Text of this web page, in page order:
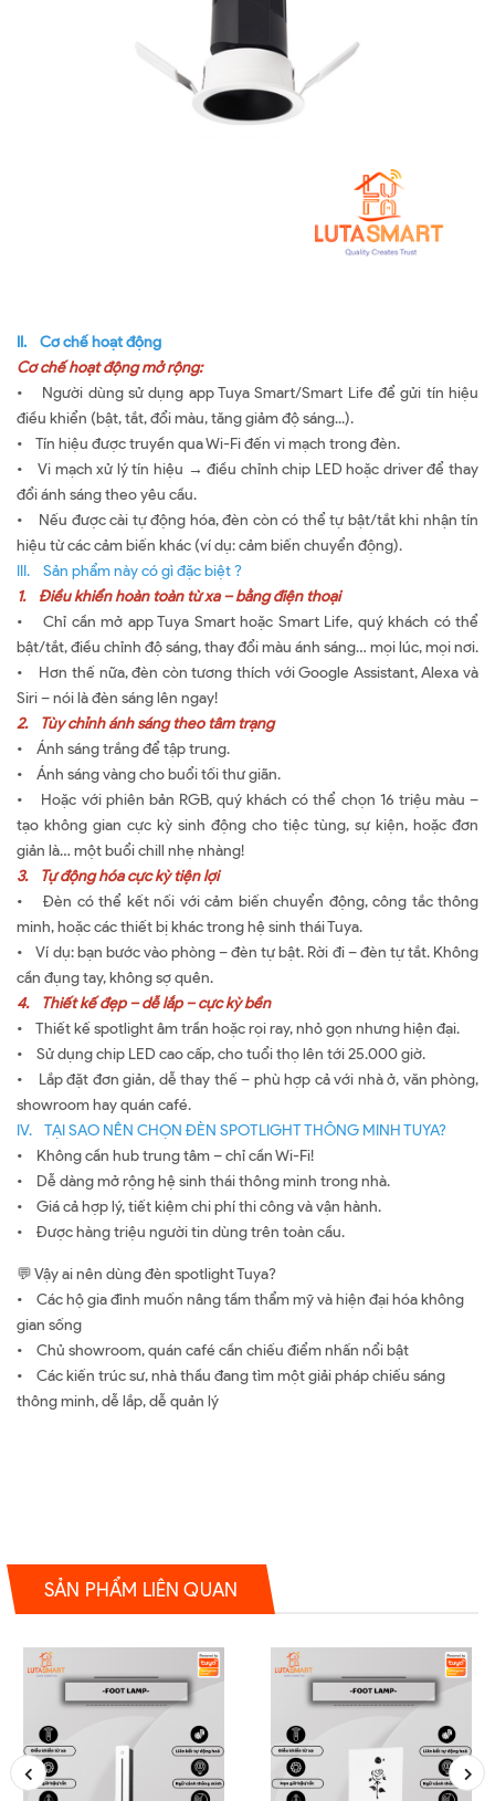
II. Cơ chế hoạt động
Cơ chế hoạt động mở rộng:
• Người dùng sử dụng app Tuya Smart/Smart Life để gửi tín hiệu
điều khiển (bật, tắt, đổi màu, tăng giảm độ sáng...).
• Tín hiệu được truyền qua Wi-Fi đến vi mạch trong đèn.
• Vi mạch xử lý tín hiệu → điều chỉnh chip LED hoặc driver để thay
đổi ánh sáng theo yêu cầu.
• Nếu được cài tự động hóa, đèn còn có thể tự bật/tắt khi nhận tín
hiệu từ các cảm biến khác (ví dụ: cảm biến chuyển động).
III. Sản phẩm này có gì đặc biệt ?
1. Điều khiển hoàn toàn từ xa – bằng điện thoại
• Chỉ cần mở app Tuya Smart hoặc Smart Life, quý khách có thể
bật/tắt, điều chỉnh độ sáng, thay đổi màu ánh sáng… mọi lúc, mọi nơi.
• Hơn thế nữa, đèn còn tương thích với Google Assistant, Alexa và
Siri – nói là đèn sáng lên ngay!
2. Tùy chỉnh ánh sáng theo tâm trạng
• Ánh sáng trắng để tập trung.
• Ánh sáng vàng cho buổi tối thư giãn.
• Hoặc với phiên bản RGB, quý khách có thể chọn 16 triệu màu –
tạo không gian cực kỳ sinh động cho tiệc tùng, sự kiện, hoặc đơn
giản là… một buổi chill nhẹ nhàng!
3. Tự động hóa cực kỳ tiện lợi
• Đèn có thể kết nối với cảm biến chuyển động, công tắc thông
minh, hoặc các thiết bị khác trong hệ sinh thái Tuya.
• Ví dụ: bạn bước vào phòng – đèn tự bật. Rời đi – đèn tự tắt. Không
cần đụng tay, không sợ quên.
4. Thiết kế đẹp – dễ lắp – cực kỳ bền
• Thiết kế spotlight âm trần hoặc rọi ray, nhỏ gọn nhưng hiện đại.
• Sử dụng chip LED cao cấp, cho tuổi thọ lên tới 25.000 giờ.
• Lắp đặt đơn giản, dễ thay thế – phù hợp cả với nhà ở, văn phòng,
showroom hay quán café.
IV. TẠI SAO NÊN CHỌN ĐÈN SPOTLIGHT THÔNG MINH TUYA?
• Không cần hub trung tâm – chỉ cần Wi-Fi!
• Dễ dàng mở rộng hệ sinh thái thông minh trong nhà.
• Giá cả hợp lý, tiết kiệm chi phí thi công và vận hành.
• Được hàng triệu người tin dùng trên toàn cầu.
💬 Vậy ai nên dùng đèn spotlight Tuya?
• Các hộ gia đình muốn nâng tầm thẩm mỹ và hiện đại hóa không
gian sống
• Chủ showroom, quán café cần chiếu điểm nhấn nổi bật
• Các kiến trúc sư, nhà thầu đang tìm một giải pháp chiếu sáng
thông minh, dễ lắp, dễ quản lý
SẢN PHẨM LIÊN QUAN